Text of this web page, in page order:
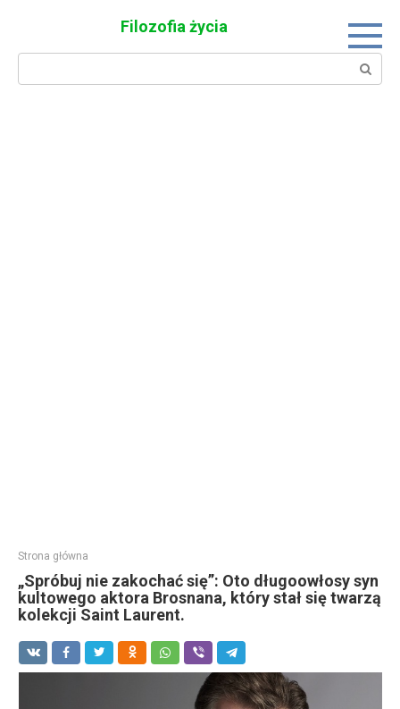
Filozofia życia
Search:
Strona główna
„Spróbuj nie zakochać się”: Oto długoowłosy syn
kultowego aktora Brosnana, który stał się twarzą
kolekcji Saint Laurent.